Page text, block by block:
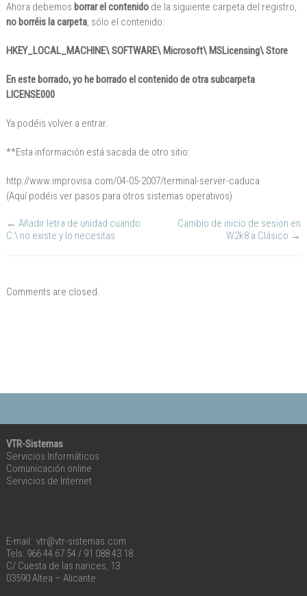
Ahora debemos borrar el contenidode la siguiente carpeta del registro,
no borréis la carpeta, sólo el contenido:
HKEY_LOCAL_MACHINE\ SOFTWARE\ Microsoft\ MSLicensing\ Store
En este borrado, yo he borrado el contenido de otra subcarpeta
LICENSE000
Ya podéis volver a entrar.
**Esta información está sacada de otro sitio:
http://www.improvisa.com/04-05-2007/terminal-server-caduca
(Aquí podéis ver pasos para otros sistemas operativos)
← Añadir letra de unidad cuando
C:\ no existe y lo necesitas
Cambio de inicio de sesion en
W2k8 a Clásico →
Comments are closed.
VTR-Sistemas
Servicios Informáticos
Comunicación online
Servicios de Internet
E-mail: vtr@vtr-sistemas.com
Tels: 966 44 67 54 / 91 088 43 18
C/ Cuesta de las narices, 13
03590 Altea – Alicante